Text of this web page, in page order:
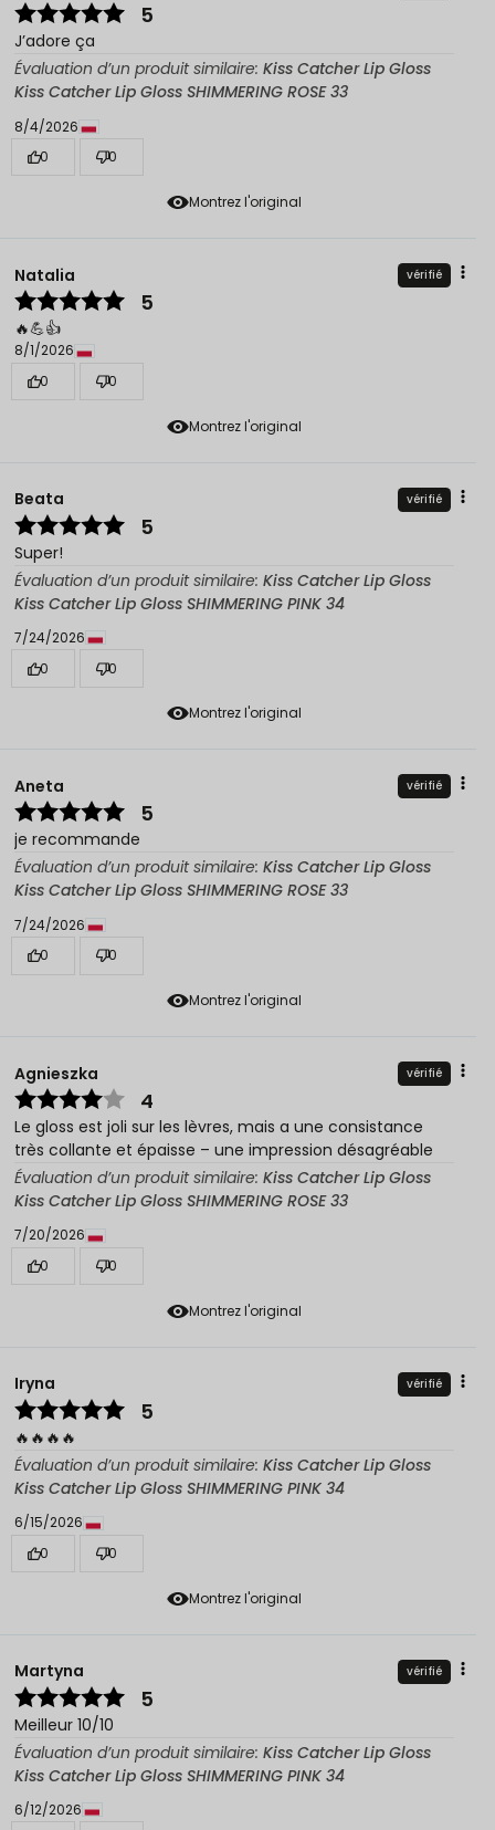
Montrez l'original
5
J’adore ça
Évaluation d’un produit similaire: Kiss Catcher Lip Gloss
Kiss Catcher Lip Gloss SHIMMERING ROSE 33
8/4/2026
0
0
Montrez l'original
Natalia vérifié
5
🔥💪👍️
8/1/2026
0
0
Montrez l'original
Beata vérifié
5
Super!
Évaluation d’un produit similaire: Kiss Catcher Lip Gloss
Kiss Catcher Lip Gloss SHIMMERING PINK 34
7/24/2026
0
0
Montrez l'original
Aneta vérifié
5
je recommande
Évaluation d’un produit similaire: Kiss Catcher Lip Gloss
Kiss Catcher Lip Gloss SHIMMERING ROSE 33
7/24/2026
0
0
Montrez l'original
Agnieszka vérifié
4
Le gloss est joli sur les lèvres, mais a une consistance
très collante et épaisse – une impression désagréable
Évaluation d’un produit similaire: Kiss Catcher Lip Gloss
Kiss Catcher Lip Gloss SHIMMERING ROSE 33
7/20/2026
0
0
Montrez l'original
Iryna vérifié
5
🔥🔥🔥🔥
Évaluation d’un produit similaire: Kiss Catcher Lip Gloss
Kiss Catcher Lip Gloss SHIMMERING PINK 34
6/15/2026
0
0
Martyna vérifié
5
Meilleur 10/10
Évaluation d’un produit similaire: Kiss Catcher Lip Gloss
Kiss Catcher Lip Gloss SHIMMERING PINK 34
6/12/2026